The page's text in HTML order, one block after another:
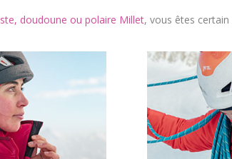
doudoune ou polaire Millet, vous êtes